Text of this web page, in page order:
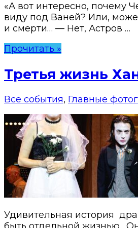
«А вот интересно, почему
виду под Ваней? Или,
и смерти… — Нет, Астров …
Прочитать »
Третья жизнь
Все события, Главные
Удивительная история